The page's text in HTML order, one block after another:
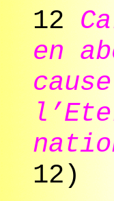
12
en
12)